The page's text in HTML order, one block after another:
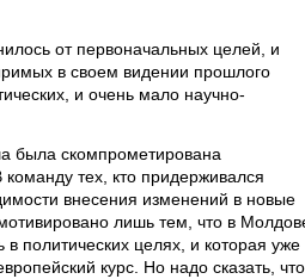
от первоначальных целей, и
в своем видении прошлого
и очень мало научно-
была скомпрометирована
тех, кто придерживался
внесения изменений в новые
лишь тем, что в
политических целях, и которая уже
курс. Но надо сказать, что